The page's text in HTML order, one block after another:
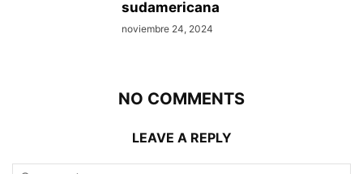
sudamericana
noviembre 24, 2024
NO COMMENTS
LEAVE A REPLY